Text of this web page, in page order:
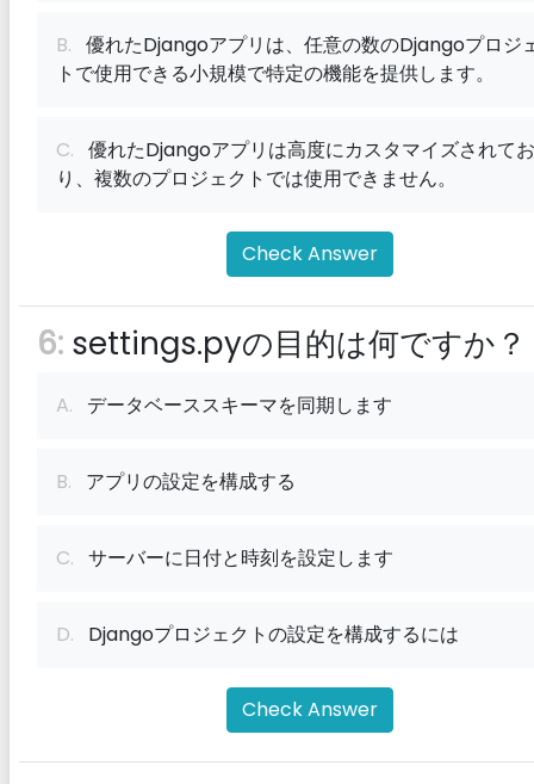
B. 優れたDjangoアプリは、任意の数のDjangoプロジ
トで使用できる小規模で特定の機能を提供します。
C. 優れたDjangoアプリは高度にカスタマイズされてお
り、複数のプロジェクトでは使用できません。
Check Answer
6: settings.pyの目的は何ですか？
A. データベーススキーマを同期します
B. アプリの設定を構成する
C. サーバーに日付と時刻を設定します
D. Djangoプロジェクトの設定を構成するには
Check Answer